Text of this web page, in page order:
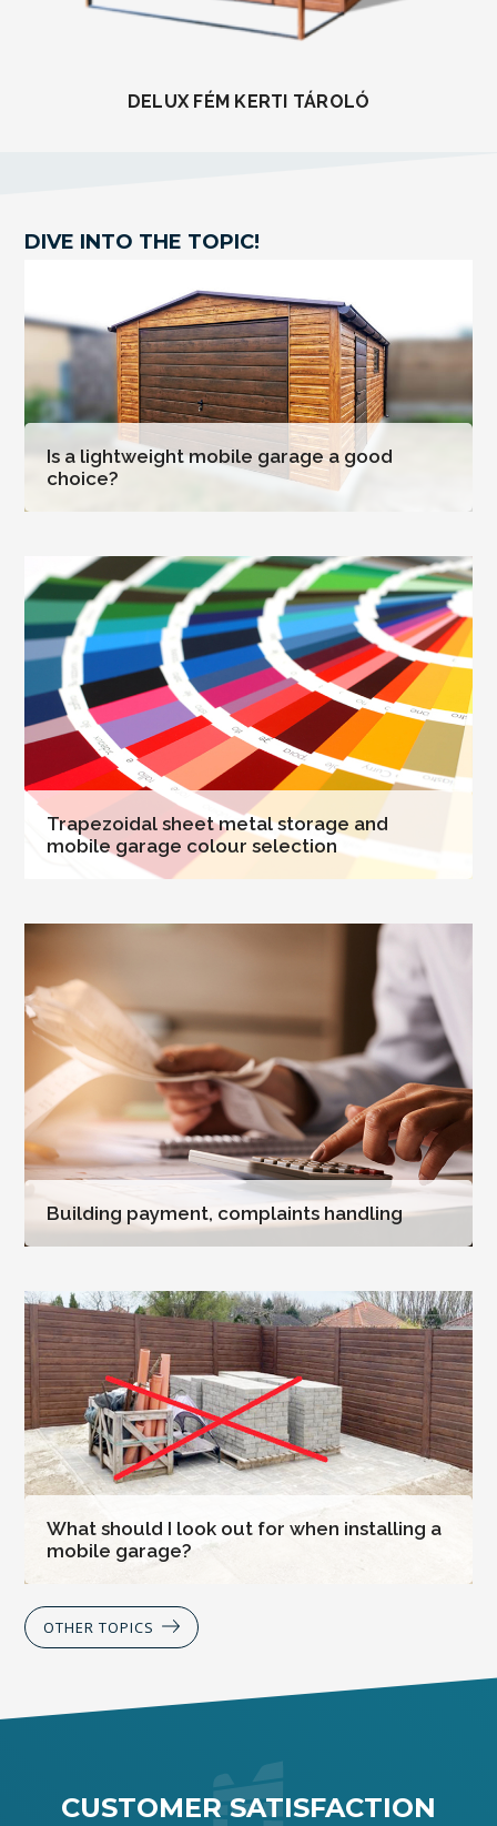
DELUX FÉM KERTI TÁROLÓ
DIVE INTO THE TOPIC!
Is a lightweight mobile garage a good
choice?
Trapezoidal sheet metal storage and
mobile garage colour selection
Building payment, complaints handling
What should I look out for when installing a
mobile garage?
OTHER TOPICS
CUSTOMER SATISFACTION